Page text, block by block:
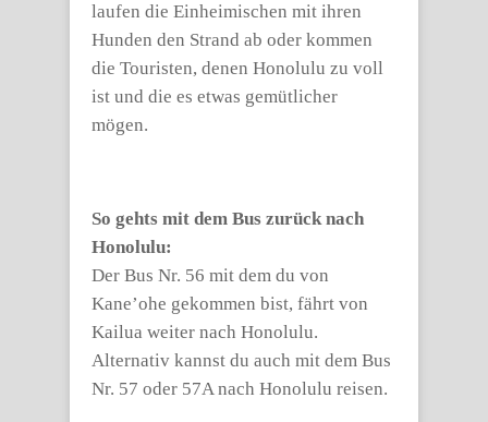
laufen die Einheimischen mit ihren
Hunden den Strand ab oder kommen
die Touristen, denen Honolulu zu voll
ist und die es etwas gemütlicher
mögen.
So gehts mit dem Bus zurück nach
Honolulu:
Der Bus Nr. 56 mit dem du von
Kane’ohe gekommen bist, fährt von
Kailua weiter nach Honolulu.
Alternativ kannst du auch mit dem Bus
Nr. 57 oder 57A nach Honolulu reisen.